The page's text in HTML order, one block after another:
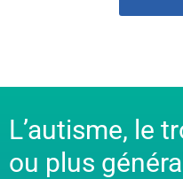
L’autisme, le
ou plus